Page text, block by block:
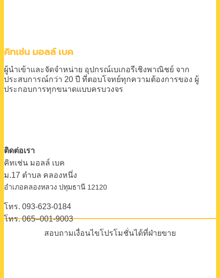
คิทเช่น มอลล์ เบค
ผู้นำเข้าและจัดจำหน่าย อุปกรณ์เบเกอรีเชิงพาณิชย์ จาก
ประสบการณ์กว่า 20 ปี ที่ตอบโจทย์ทุกความต้องการของ ผู้
ประกอบการทุกขนาดแบบครบวงจร
ติดต่อเรา
คิทเช่น มอลล์ เบค
ม.17 ตําบล คลองหนึ่ง
อําเภอคลองหลวง ปทุมธานี 12120
โทร. 093-623-0184
โทร. 065–001-9003
สอบถามเงื่อนไขโปรโมชั่นได้ที่ฝ่ายขาย